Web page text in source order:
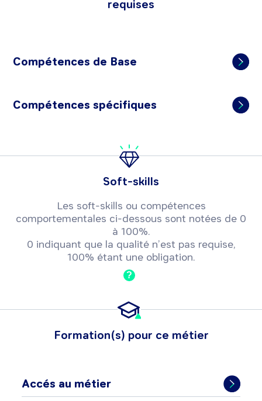
requises
Compétences de Base
Compétences spécifiques
Soft-skills
Les soft-skills ou compétences
comportementales ci-dessous sont notées de 0
à 100%.
0 indiquant que la qualité n’est pas requise,
100% étant une obligation.
?
Formation(s) pour ce métier
Accés au métier